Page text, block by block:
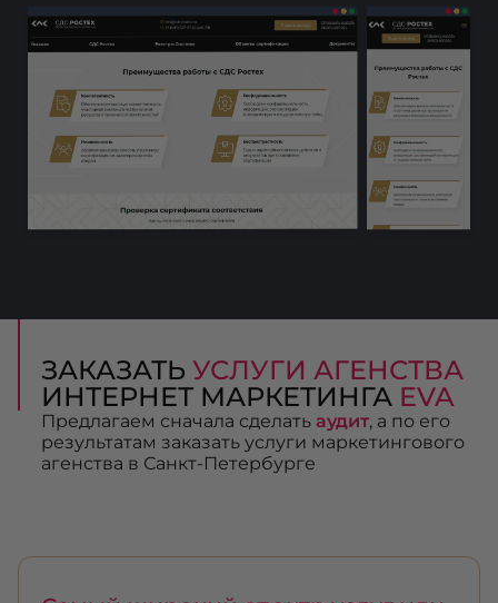
ЗАКАЗАТЬ УСЛУГИ АГЕНСТВА
ИНТЕРНЕТ МАРКЕТИНГА EVA
Предлагаем сначала сделать аудит, а по его
результатам заказать услуги маркетингового
агенства в Санкт-Петербурге